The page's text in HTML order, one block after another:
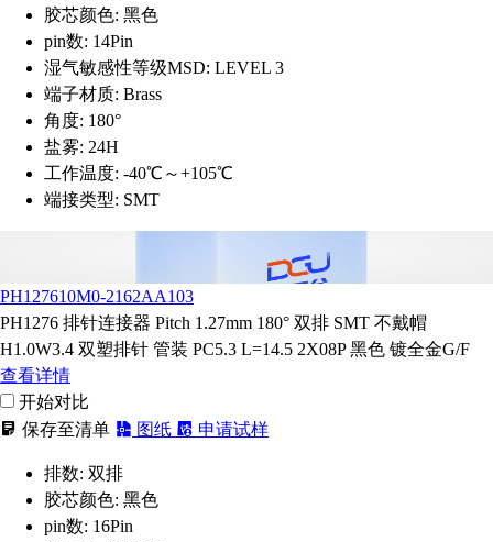
胶芯颜色: 黑色
pin数: 14Pin
湿气敏感性等级MSD: LEVEL 3
端子材质: Brass
角度: 180°
盐雾: 24H
工作温度: -40℃～+105℃
端接类型: SMT
PH127610M0-2162AA103
PH1276 排针连接器 Pitch 1.27mm 180° 双排 SMT 不戴帽
H1.0W3.4 双塑排针 管装 PC5.3 L=14.5 2X08P 黑色 镀全金G/F
查看详情
开始对比
保存至清单
图纸 申请试样
排数: 双排
胶芯颜色: 黑色
pin数: 16Pin